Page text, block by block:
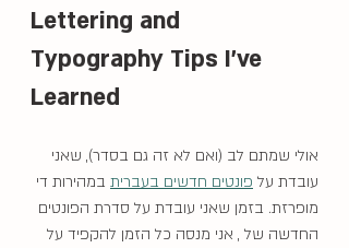
Lettering and
Typography Tips I've
Learned
אולי שמתם לב (ואם לא זה גם בסדר), שאני
עובדת על פונטים חדשים בעברית במהירות די
מופרזת. בזמן שאני עובדת על סדרת הפונטים
החדשה של , אני מנסה כל הזמן להקפיד על